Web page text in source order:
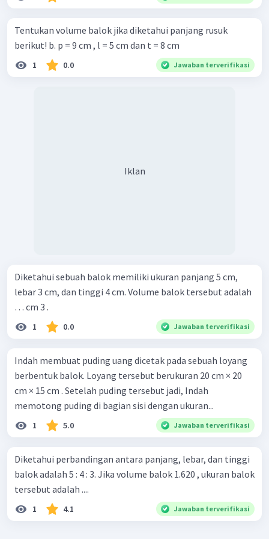
Tentukan volume balok jika diketahui panjang rusuk
berikut! b. p = 9 cm , l = 5 cm dan t = 8 cm
1 0.0 Jawaban terverifikasi
Iklan
Diketahui sebuah balok memiliki ukuran panjang 5 cm,
lebar 3 cm, dan tinggi 4 cm. Volume balok tersebut adalah
… cm 3 .
1 0.0 Jawaban terverifikasi
Indah membuat puding uang dicetak pada sebuah loyang
berbentuk balok. Loyang tersebut berukuran 20 cm × 20
cm × 15 cm . Setelah puding tersebut jadi, Indah
memotong puding di bagian sisi dengan ukuran...
1 5.0 Jawaban terverifikasi
Diketahui perbandingan antara panjang, lebar, dan tinggi
balok adalah 5 : 4 : 3. Jika volume balok 1.620 , ukuran balok
tersebut adalah ....
1 4.1 Jawaban terverifikasi